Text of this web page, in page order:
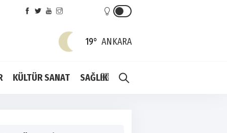
19° ANKARA
KÜLTÜR SANAT SAĞLIK